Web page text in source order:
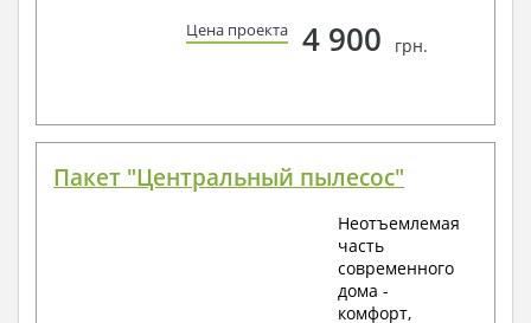
Цена проекта 4 900 грн.
Пакет "Центральный пылесос"
Неотъемлемая
часть
современного
дома -
комфорт,